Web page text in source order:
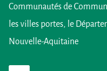
Communautés de
les villes portes, le
Nouvelle-Aquitaine